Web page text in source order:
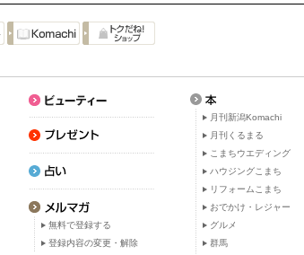
無料で登録する
登録内容の変更・解除
月刊新潟Komachi
月刊くるまる
こまちウエディング
ハウジングこまち
リフォームこまち
おでかけ・レジャー
グルメ
群馬